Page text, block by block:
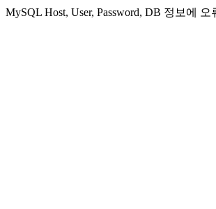
MySQL Host, User, Password, DB 정보에